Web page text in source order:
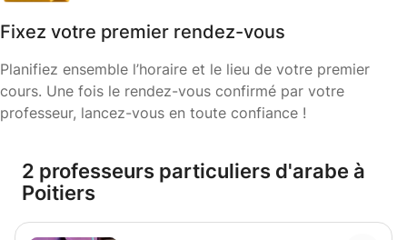
Fixez votre premier rendez-vous
Planifiez ensemble l’horaire et le lieu de votre premier
cours. Une fois le rendez-vous confirmé par votre
professeur, lancez-vous en toute confiance !
2 professeurs particuliers d'arabe à
Poitiers